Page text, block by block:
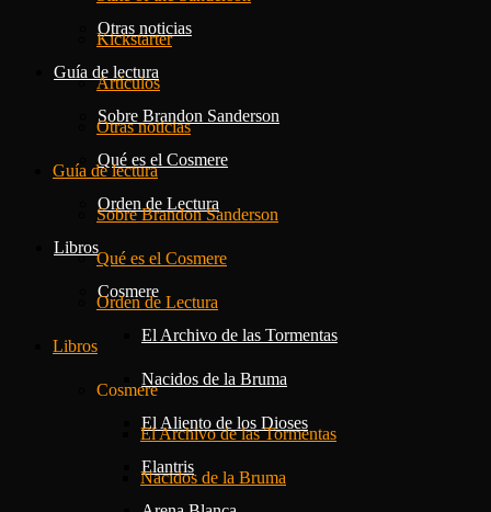
Otras noticias
Guía de lectura
Sobre Brandon Sanderson
Qué es el Cosmere
Orden de Lectura
Libros
Cosmere
El Archivo de las Tormentas
Nacidos de la Bruma
El Aliento de los Dioses
Elantris
Kickstarter
Artículos
Otras noticias
Guía de lectura
Sobre Brandon Sanderson
Qué es el Cosmere
Orden de Lectura
Libros
Cosmere
El Archivo de las Tormentas
Nacidos de la Bruma